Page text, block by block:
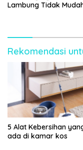
Lambung Tidak
Rekomendasi
5 Alat Kebersihan
ada di kamar kos